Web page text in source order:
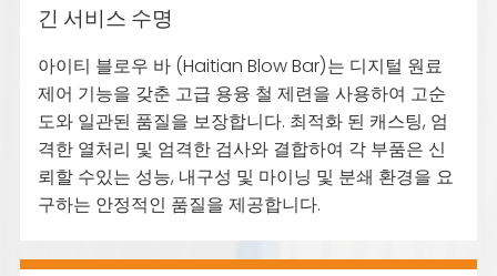
긴 서비스 수명
아이티 블로우 바 (Haitian Blow Bar)는 디지털 원료
제어 기능을 갖춘 고급 용융 철 제련을 사용하여 고순
도와 일관된 품질을 보장합니다. 최적화 된 캐스팅, 엄
격한 열처리 및 엄격한 검사와 결합하여 각 부품은 신
뢰할 수있는 성능, 내구성 및 마이닝 및 분쇄 환경을 요
구하는 안정적인 품질을 제공합니다.